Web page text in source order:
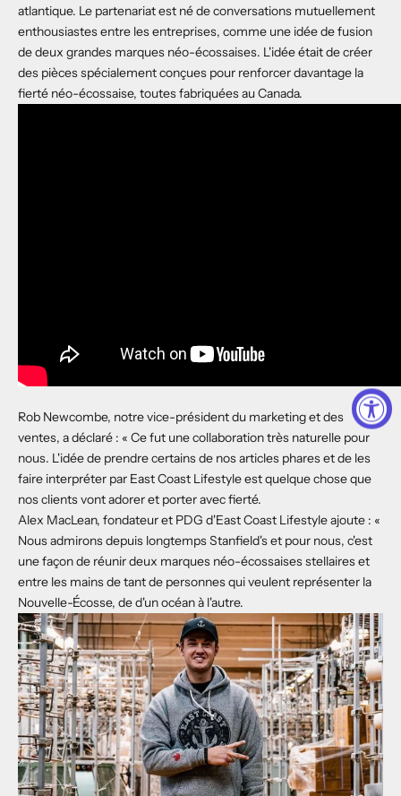
atlantique. Le partenariat est né de conversations mutuellement
enthousiastes entre les entreprises, comme une idée de fusion
de deux grandes marques néo-écossaises. L'idée était de créer
des pièces spécialement conçues pour renforcer davantage la
fierté néo-écossaise, toutes fabriquées au Canada.
Rob Newcombe, notre vice-président du marketing et des
ventes, a déclaré : « Ce fut une collaboration très naturelle pour
nous. L'idée de prendre certains de nos articles phares et de les
faire interpréter par East Coast Lifestyle est quelque chose que
nos clients vont adorer et porter avec fierté.
Alex MacLean, fondateur et PDG d'East Coast Lifestyle ajoute : «
Nous admirons depuis longtemps Stanfield's et pour nous, c'est
une façon de réunir deux marques néo-écossaises stellaires et
entre les mains de tant de personnes qui veulent représenter la
Nouvelle-Écosse, de d'un océan à l'autre.